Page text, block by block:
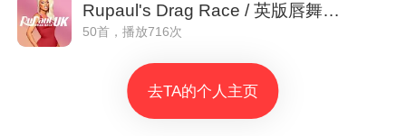
Rupaul's Drag Race / 英版唇舞歌曲
50首，播放716次
去TA的个人主页